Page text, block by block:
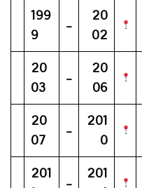
199
9
–
20
02
20
03
–
20
06
20
07
–
201
0
201
–
201